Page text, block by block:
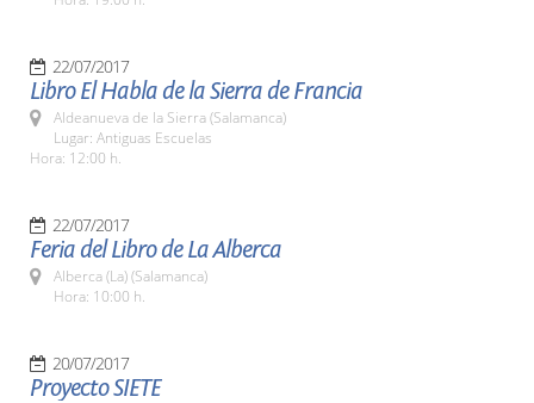
22/07/2017
Libro El Habla de la Sierra de Francia
Aldeanueva de la Sierra (Salamanca)
Lugar: Antiguas Escuelas
Hora: 12:00 h.
22/07/2017
Feria del Libro de La Alberca
Alberca (La) (Salamanca)
Hora: 10:00 h.
20/07/2017
Proyecto SIETE